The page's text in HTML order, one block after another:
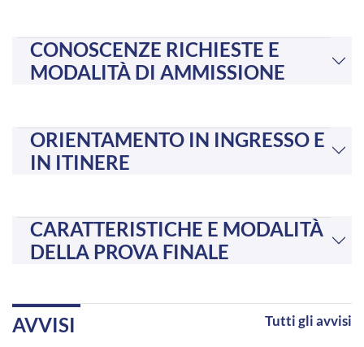
CONOSCENZE RICHIESTE E
MODALITÀ DI AMMISSIONE
ORIENTAMENTO IN INGRESSO E
IN ITINERE
CARATTERISTICHE E MODALITÀ
DELLA PROVA FINALE
AVVISI Tutti gli avvisi